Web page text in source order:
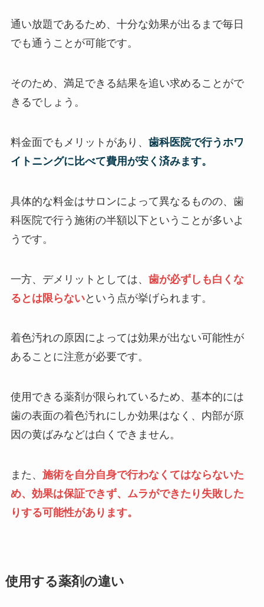
通い放題であるため、十分な効果が出るまで毎日
でも通うことが可能です。
そのため、満足できる結果を追い求めることがで
きるでしょう。
料金面でもメリットがあり、 歯科医院で行うホワ
イトニングに比べて費用が安く済みます。
具体的な料金はサロンによって異なるものの、歯
科医院で行う施術の半額以下ということが多いよ
うです。
一方、デメリットとしては、 歯が必ずしも白くな
るとは限らないという点が挙げられます。
着色汚れの原因によっては効果が出ない可能性が
あることに注意が必要です。
使用できる薬剤が限られているため、基本的には
歯の表面の着色汚れにしか効果はなく、内部が原
因の黄ばみなどは白くできません。
また、 施術を自分自身で行わなくてはならないた
め、効果は保証できず、ムラができたり失敗した
りする可能性があります。
使用する薬剤の違い